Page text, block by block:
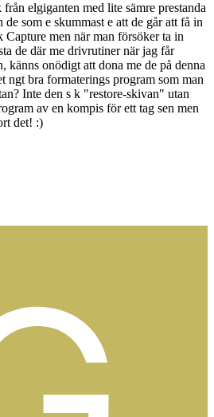
elgiganten med lite sämre prestanda
som e skummast e att de går att få in
men när man försöker ta in
de där me drivrutiner när jag får
känns onödigt att dona me de på denna
ngt bra formaterings program som man
Inte den s k "restore-skivan" utan
av en kompis för ett tag sen men
det! :)